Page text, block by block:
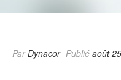
ParDynacor Publié août